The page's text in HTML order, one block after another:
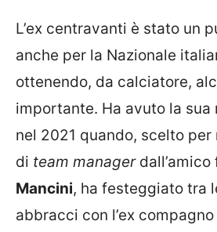
L’ex centravanti è stato un
anche per la Nazionale
ottenendo, da calciatore,
importante. Ha avuto la sua
nel 2021 quando, scelto
di team managerdall’amico
Mancini, ha festeggiato tra
abbracci con l’ex